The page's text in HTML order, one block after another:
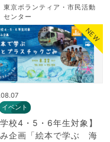
東京ボランティア・市民活動
センター
NEW
イベント
学校4・5・6年生対象】
企画「絵本で学ぶ 海